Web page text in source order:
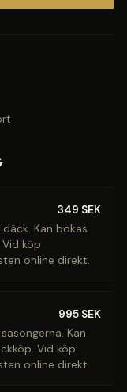
349 SEK
Kan bokas
köp
online direkt.
995 SEK
Kan
Vid köp
online direkt.